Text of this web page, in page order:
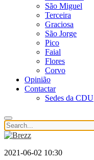
São Miguel
Terceira
Graciosa
São Jorge
Pico
Faial
Flores
Corvo
Opinião
Contactar
Sedes da CDU
2021-06-02 10:30